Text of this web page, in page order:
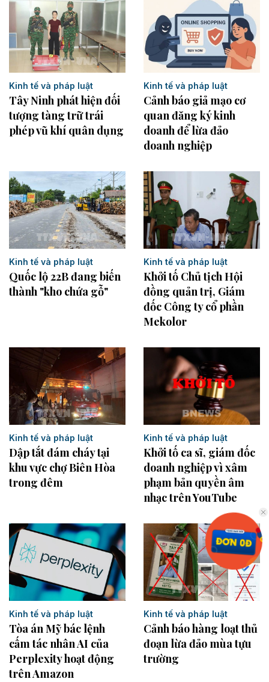
Kinh tế và pháp luật
Tây Ninh phát hiện đối
tượng tàng trữ trái
phép vũ khí quân dụng
Kinh tế và pháp luật
Cảnh báo giả mạo cơ
quan đăng ký kinh
doanh để lừa đảo
doanh nghiệp
Kinh tế và pháp luật
Quốc lộ 22B đang biến
thành "kho chứa gỗ"
Kinh tế và pháp luật
Khởi tố Chủ tịch Hội
đồng quản trị, Giám
đốc Công ty cổ phần
Mekolor
Kinh tế và pháp luật
Dập tắt đám cháy tại
khu vực chợ Biên Hòa
trong đêm
Kinh tế và pháp luật
Khởi tố ca sĩ, giám đốc
doanh nghiệp vì xâm
phạm bản quyền âm
nhạc trên YouTube
Kinh tế và pháp luật
Tòa án Mỹ bác lệnh
cấm tác nhân AI của
Perplexity hoạt động
trên Amazon
Kinh tế và pháp luật
Cảnh báo hàng loạt thủ
đoạn lừa đảo mùa tựu
trường